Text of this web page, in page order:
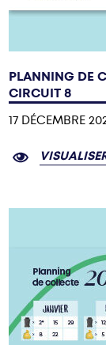
PLANNING DE
CIRCUIT 8
17 DÉCEMBRE